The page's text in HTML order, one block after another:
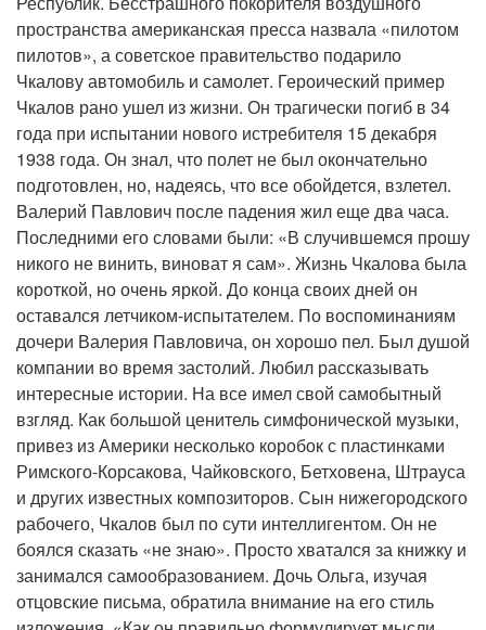
пространства американская пресса назвала «пилотом
пилотов», а советское правительство подарило
Чкалову автомобиль и самолет. Героический пример
Чкалов рано ушел из жизни. Он трагически погиб в 34
года при испытании нового истребителя 15 декабря
1938 года. Он знал, что полет не был окончательно
подготовлен, но, надеясь, что все обойдется, взлетел.
Валерий Павлович после падения жил еще два часа.
Последними его словами были: «В случившемся прошу
никого не винить, виноват я сам». Жизнь Чкалова была
короткой, но очень яркой. До конца своих дней он
оставался летчиком-испытателем. По воспоминаниям
дочери Валерия Павловича, он хорошо пел. Был душой
компании во время застолий. Любил рассказывать
интересные истории. На все имел свой самобытный
взгляд. Как большой ценитель симфонической музыки,
привез из Америки несколько коробок с пластинками
Римского-Корсакова, Чайковского, Бетховена, Штрауса
и других известных композиторов. Сын нижегородского
рабочего, Чкалов был по сути интеллигентом. Он не
боялся сказать «не знаю». Просто хватался за книжку и
занимался самообразованием. Дочь Ольга, изучая
отцовские письма, обратила внимание на его стиль